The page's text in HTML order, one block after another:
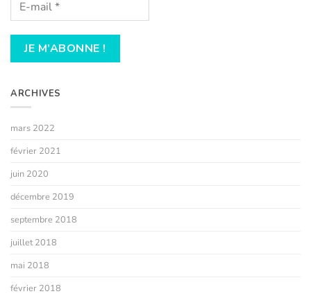
ARCHIVES
mars 2022
février 2021
juin 2020
décembre 2019
septembre 2018
juillet 2018
mai 2018
février 2018